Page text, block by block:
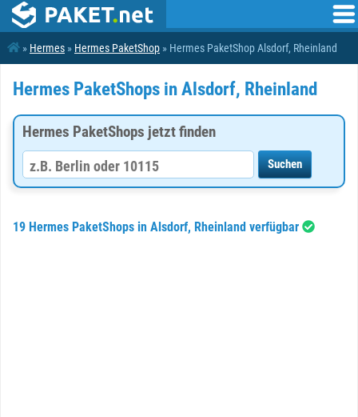
» Hermes » Hermes PaketShop » Hermes PaketShop Alsdorf, Rheinland
Hermes PaketShops in Alsdorf, Rheinland
Hermes PaketShops jetzt finden
19 Hermes PaketShops in Alsdorf, Rheinland verfügbar